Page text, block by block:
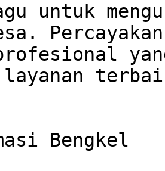
untuk
layanan
Bengkel